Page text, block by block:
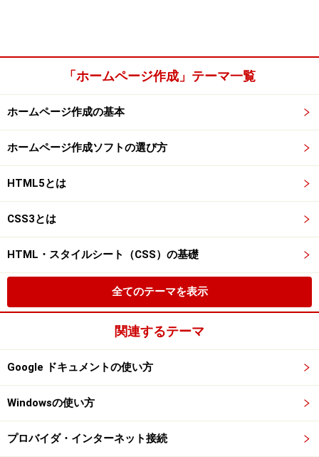
「ホームページ作成」テーマ一覧
ホームページ作成の基本
ホームページ作成ソフトの選び方
HTML5とは
CSS3とは
HTML・スタイルシート（CSS）の基礎
全てのテーマを表示
関連するテーマ
Google ドキュメントの使い方
Windowsの使い方
プロバイダ・インターネット接続